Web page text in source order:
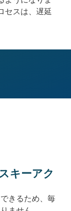
セスは、遅延
キーアク
きるため、毎